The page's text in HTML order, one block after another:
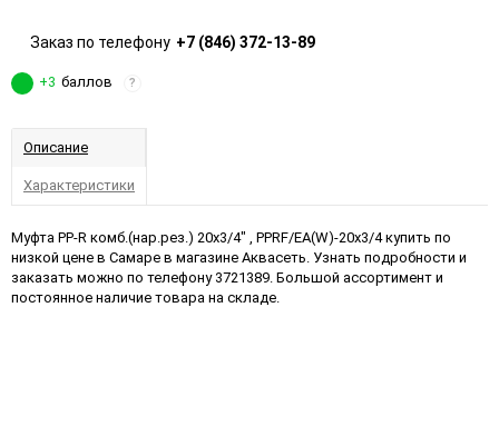
Заказ по телефону +7 (846) 372-13-89
+3 баллов ?
Описание
Характеристики
Муфта PP-R комб.(нар.рез.) 20х3/4" , PPRF/EA(W)-20x3/4 купить по
низкой цене в Самаре в магазине Аквасеть. Узнать подробности и
заказать можно по телефону 3721389. Большой ассортимент и
постоянное наличие товара на складе.